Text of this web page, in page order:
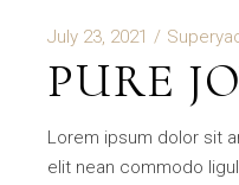
July 23, 2021
PURE
Lorem ipsum dolor sit
elit nean commodo